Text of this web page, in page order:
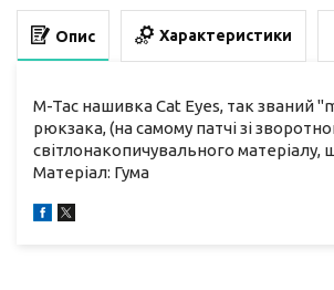
Опис Характеристики
M-Tac нашивка Cat Eyes, так званий
рюкзака, (на самому патчі зі
світлонакопичувального
Матеріал: Гума